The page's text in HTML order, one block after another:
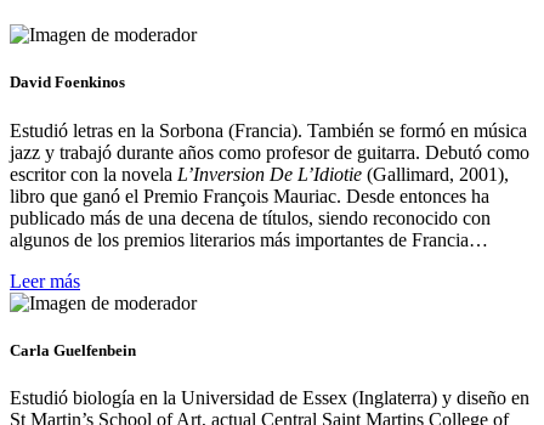
David Foenkinos
Estudió letras en la Sorbona (Francia). También se formó en música
jazz y trabajó durante años como profesor de guitarra. Debutó como
escritor con la novela L’Inversion De L’Idiotie (Gallimard, 2001),
libro que ganó el Premio François Mauriac. Desde entonces ha
publicado más de una decena de títulos, siendo reconocido con
algunos de los premios literarios más importantes de Francia…
Leer más
Carla Guelfenbein
Estudió biología en la Universidad de Essex (Inglaterra) y diseño en
St Martin’s School of Art, actual Central Saint Martins College of